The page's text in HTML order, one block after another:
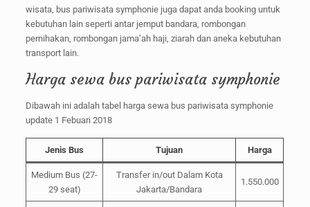
wisata, bus pariwisata symphonie juga dapat anda booking untuk
kebutuhan lain seperti antar jemput bandara, rombongan
pernihakan, rombongan jama’ah haji, ziarah dan aneka kebutuhan
transport lain.
Harga sewa bus pariwisata symphonie
Dibawah ini adalah tabel harga sewa bus pariwisata symphonie
update 1 Febuari 2018
Jenis Bus Tujuan Harga
Medium Bus (27-
29 seat)
Transfer in/out Dalam Kota
Jakarta/Bandara
1.550.000